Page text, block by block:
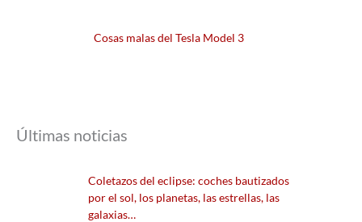
Cosas malas del Tesla Model 3
Últimas noticias
Coletazos del eclipse: coches bautizados
por el sol, los planetas, las estrellas, las
galaxias…